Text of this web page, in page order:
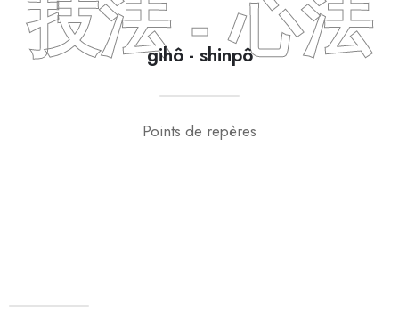
gihô - shinpô
Points de repères
技法 - 心法